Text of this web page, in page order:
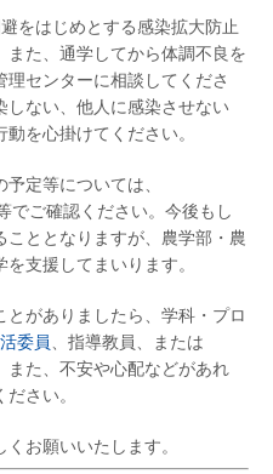
をはじめとする感染拡大防止
た、通学してから体調不良を
センターに相談してくださ
しない、他人に感染させない
を心掛けてください。
定等については、
でご確認ください。今後もし
ととなりますが、農学部・農
支援してまいります。
がありましたら、学科・プロ
委員
、指導教員、または
また、不安や心配などがあれ
さい。
お願いいたします。